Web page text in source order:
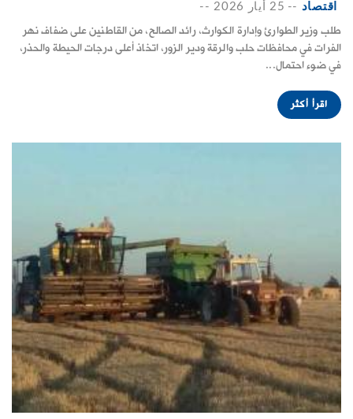
اقتصاد -- 25 أيار 2026 --
طلب وزير الطوارئ وإدارة الكوارث، رائد الصالح، من القاطنين على ضفاف نهر
الفرات في محافظات حلب والرقة ودير الزور، اتخاذ أعلى درجات الحيطة والحذر،
في ضوء احتمال...
اقرأ أكثر